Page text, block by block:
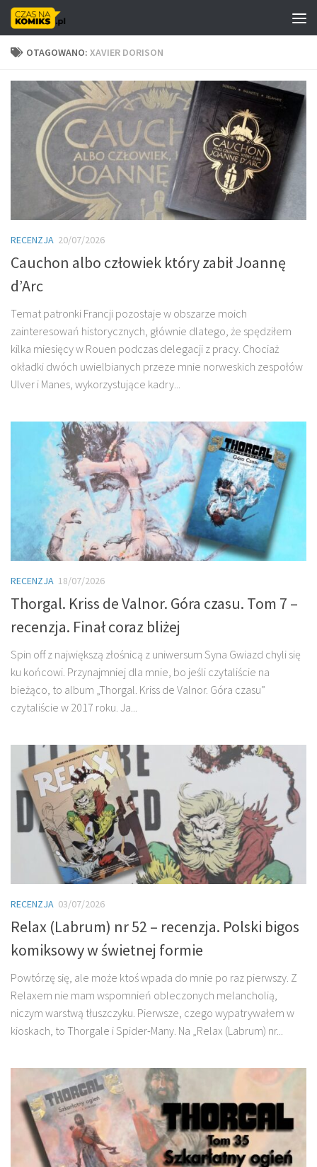
Skip to content
OTAGOWANO: XAVIER DORISON
RECENZJA 20/07/2026
Cauchon albo człowiek który zabił Joannę
d’Arc
Temat patronki Francji pozostaje w obszarze moich
zainteresowań historycznych, głównie dlatego, że spędziłem
kilka miesięcy w Rouen podczas delegacji z pracy. Chociaż
okładki dwóch uwielbianych przeze mnie norweskich zespołów
Ulver i Manes, wykorzystujące kadry...
RECENZJA 18/07/2026
Thorgal. Kriss de Valnor. Góra czasu. Tom 7 –
recenzja. Finał coraz bliżej
Spin off z największą złośnicą z uniwersum Syna Gwiazd chyli się
ku końcowi. Przynajmniej dla mnie, bo jeśli czytaliście na
bieżąco, to album „Thorgal. Kriss de Valnor. Góra czasu”
czytaliście w 2017 roku. Ja...
RECENZJA 03/07/2026
Relax (Labrum) nr 52 – recenzja. Polski bigos
komiksowy w świetnej formie
Powtórzę się, ale może ktoś wpada do mnie po raz pierwszy. Z
Relaxem nie mam wspomnień obleczonych melancholią,
niczym warstwą tłuszczyku. Pierwsze, czego wypatrywałem w
kioskach, to Thorgale i Spider-Many. Na „Relax (Labrum) nr...